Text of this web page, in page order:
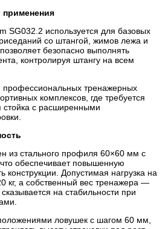
применения
SG032.2 используется для базовых
со штангой, жимов лежа и
безопасно выполнять
контролируя штангу на всем
профессиональных тренажерных
комплексов, где требуется
стойка с расширенными
из стального профиля 60×60 мм с
обеспечивает повышенную
конструкции. Допустимая нагрузка на
кг, а собственный вес тренажера —
на стабильности при
ловушек с шагом 60 мм,